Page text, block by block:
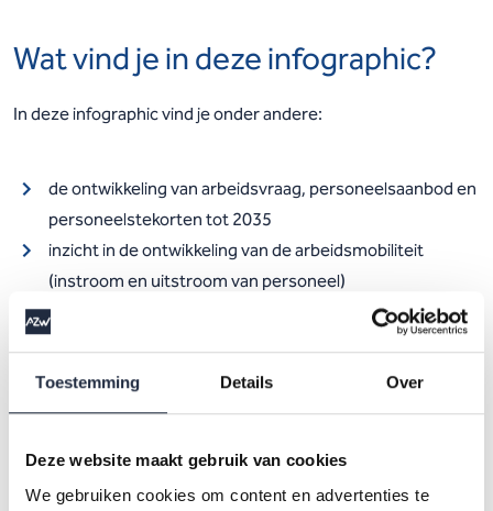
Toestemming Details Over
Deze website maakt gebruik van cookies
We gebruiken cookies om content en advertenties te
Wat vind je in deze infographic?
In deze infographic vind je onder andere:
de ontwikkeling van arbeidsvraag, personeelsaanbod en
personeelstekorten tot 2035
inzicht in de ontwikkeling van de arbeidsmobiliteit
(instroom en uitstroom van personeel)
een vergelijking tussen oude en nieuwe prognoses,
inclusief verschillen tussen scenario’s
toelichting op de verschillende scenario’s, waaronder